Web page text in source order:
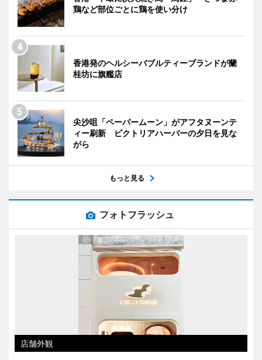
鶏など部位ごとに鶏を使い分け
香港発のヘルシーバブルティーブランドが蘭
桂坊に旗艦店
尖沙咀「ペーパームーン」がアフタヌーンテ
ィー刷新 ビクトリアハーバーの夕日を見な
がら
もっと見る
フォトフラッシュ
店舗外観